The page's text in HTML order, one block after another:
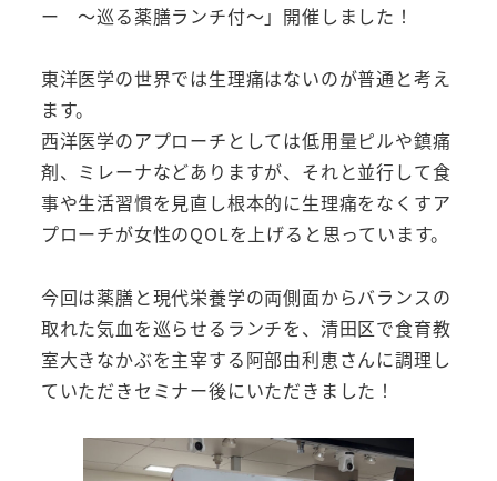
ー 〜巡る薬膳ランチ付〜」開催しました！
東洋医学の世界では生理痛はないのが普通と考え
ます。
西洋医学のアプローチとしては低用量ピルや鎮痛
剤、ミレーナなどありますが、それと並行して食
事や生活習慣を見直し根本的に生理痛をなくすア
プローチが女性のQOLを上げると思っています。
今回は薬膳と現代栄養学の両側面からバランスの
取れた気血を巡らせるランチを、清田区で食育教
室大きなかぶを主宰する阿部由利恵さんに調理し
ていただきセミナー後にいただきました！